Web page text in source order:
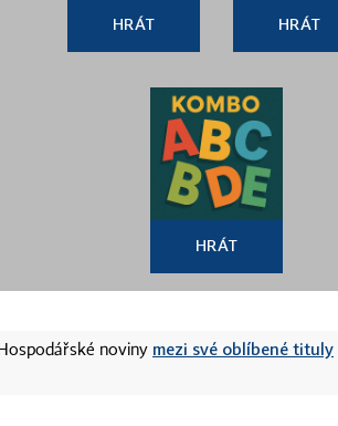
HRÁT HRÁT
HRÁT
noviny mezi své oblíbené tituly